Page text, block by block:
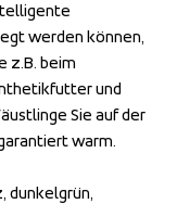
werden können,
z.B. beim
und
Sie auf der
warm.
dunkelgrün,
werden können,
z.B. beim
und
Sie auf der
warm.
dunkelgrün,